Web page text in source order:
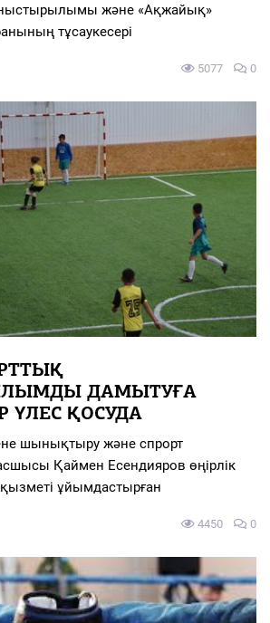
және «Ақжайық»
тұсаукесері
5077 0
ДАМЫТУҒА
ҮЛЕС ҚОСУДА
шынықтыру және спрорт
Қаймен Есендияров өңірлік
ұйымдастырған
4450 0